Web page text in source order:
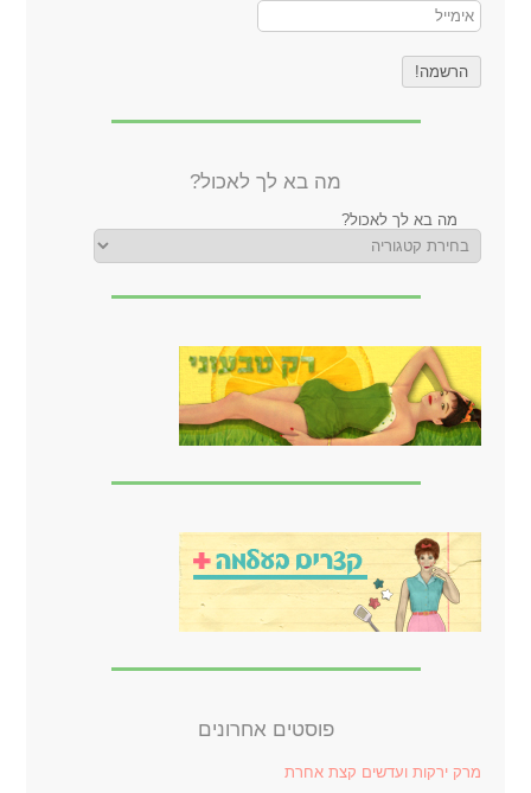
מה בא לך לאכול?
מה בא לך לאכול?
פוסטים אחרונים
מרק ירקות ועדשים קצת אחרת